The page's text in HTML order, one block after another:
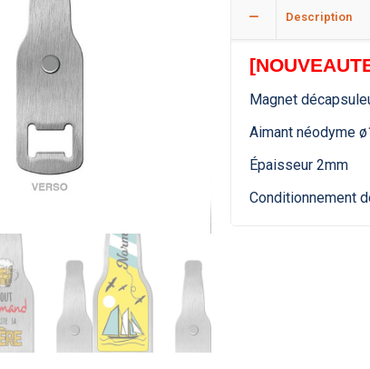
Description
Magnet
Aimant néodyme
Épaisseur 2mm
Conditionnement